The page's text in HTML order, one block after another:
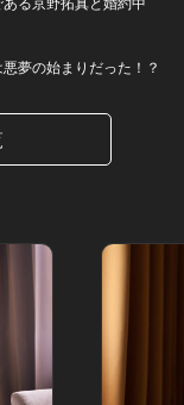
夢の始まりだった！？